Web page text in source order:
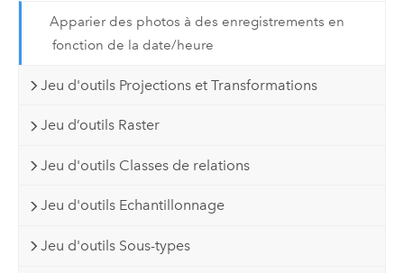
Apparier des photos à des enregistrements en
fonction de la date/heure
Jeu d'outils Projections et Transformations
Jeu d’outils Raster
Jeu d'outils Classes de relations
Jeu d'outils Echantillonnage
Jeu d'outils Sous-types